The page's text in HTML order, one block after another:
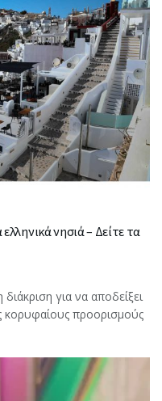
νησιά – Δείτε τα
για να αποδείξει
κορυφαίους προορισμούς